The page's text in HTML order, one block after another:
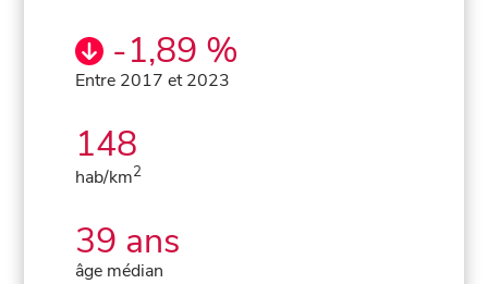
-1,89 %
Entre 2017 et 2023
148
hab/km2
39 ans
âge médian